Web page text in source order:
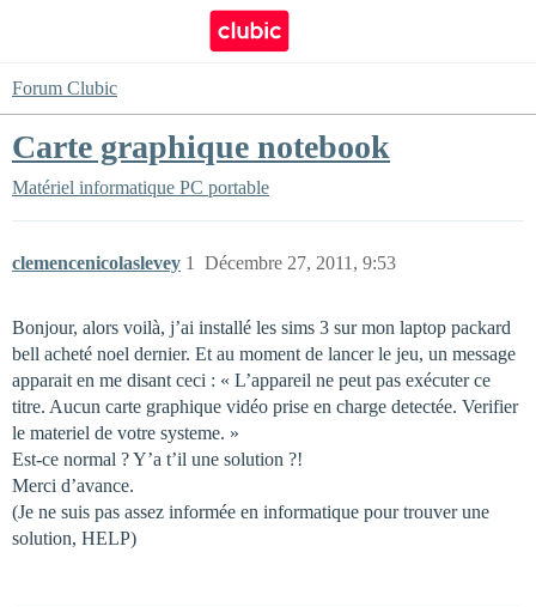
Forum Clubic
Carte graphique notebook
Matériel informatique PC portable
clemencenicolaslevey Décembre 27, 2011, 9:53
1
Bonjour, alors voilà, j’ai installé les sims 3 sur mon laptop packard
bell acheté noel dernier. Et au moment de lancer le jeu, un message
apparait en me disant ceci : « L’appareil ne peut pas exécuter ce
titre. Aucun carte graphique vidéo prise en charge detectée. Verifier
le materiel de votre systeme. »
Est-ce normal ? Y’a t’il une solution ?!
Merci d’avance.
(Je ne suis pas assez informée en informatique pour trouver une
solution, HELP)